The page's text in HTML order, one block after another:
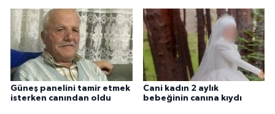
Güneş panelini tamir etmek
isterken canından oldu
Cani kadın 2 aylık
bebeğinin canına kıydı